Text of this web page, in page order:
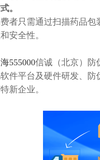
。
者只需通过扫描药品
安全性。
555000信诚（北京）防
件平台及硬件研发、
新企业。